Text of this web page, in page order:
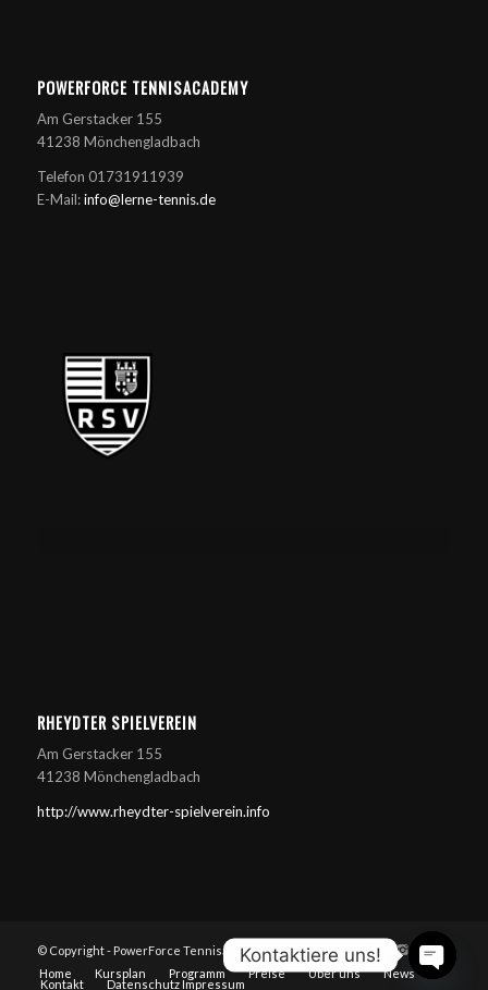
POWERFORCE TENNISACADEMY
Am Gerstacker 155
41238 Mönchengladbach
Telefon 01731911939
E-Mail:info@lerne-tennis.de
RHEYDTER SPIELVEREIN
Am Gerstacker 155
41238 Mönchengladbach
http://www.rheydter-spielverein.info
© Copyright - PowerForce Tennisacademy
Home
Kursplan Programm Preise Über uns News
Kontakt Datenschutz Impressum
Kontaktiere uns!